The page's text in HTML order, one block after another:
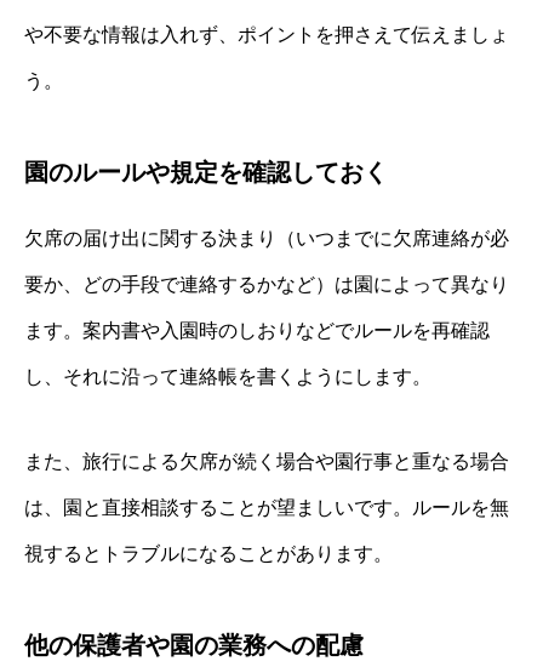
や不要な情報は入れず、ポイントを押さえて伝えましょ
う。
園のルールや規定を確認しておく
欠席の届け出に関する決まり（いつまでに欠席連絡が必
要か、どの手段で連絡するかなど）は園によって異なり
ます。案内書や入園時のしおりなどでルールを再確認
し、それに沿って連絡帳を書くようにします。
また、旅行による欠席が続く場合や園行事と重なる場合
は、園と直接相談することが望ましいです。ルールを無
視するとトラブルになることがあります。
他の保護者や園の業務への配慮